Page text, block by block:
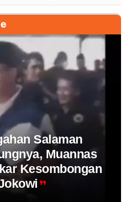
Salaman
Muannas
Kesombongan